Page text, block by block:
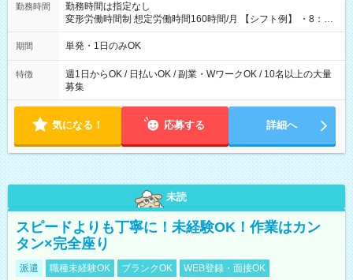
勤務時間
勤務時間は指定なし
変形労働時間制 想定労働時間160時間/月 【シフト例】 ・8：00
～21：00
期間 単発・1日のみOK
特徴
週1日からOK / 日払いOK / 副業・WワークOK / 10名以上の大量
募集
気になる！ 応募する 詳細へ
未読
スピードよりも丁寧に！未経験OK！作業はカン
タン×完全座り
派遣 職種未経験OK ブランクOK WEB登録・面接OK